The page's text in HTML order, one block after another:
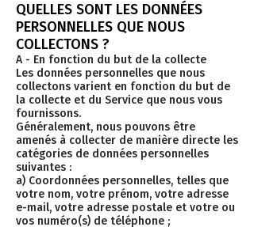
QUELLES SONT LES DONNÉES
PERSONNELLES QUE NOUS
COLLECTONS ?
A - En fonction du but de la collecte
Les données personnelles que nous
collectons varient en fonction du but de
la collecte et du Service que nous vous
fournissons.
Généralement, nous pouvons être
amenés à collecter de manière directe les
catégories de données personnelles
suivantes :
a) Coordonnées personnelles, telles que
votre nom, votre prénom, votre adresse
e-mail, votre adresse postale et votre ou
vos numéro(s) de téléphone ;